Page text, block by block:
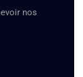
nos